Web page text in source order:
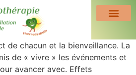
de chacun et la bienveillance. La
de « vivre » les événements et
avancer avec. Effets